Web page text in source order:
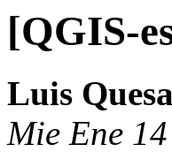
[QGIS-
Luis
Mie Ene